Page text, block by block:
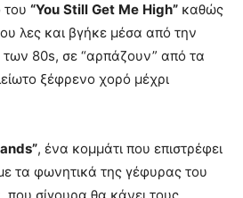
“You Still Get Me High” καθώς
λες και βγήκε μέσα από την
των 80s, σε “αρπάζουν” από τα
ξέφρενο χορό μέχρι
”, ένα κομμάτι που επιστρέφει
τα φωνητικά της γέφυρας του